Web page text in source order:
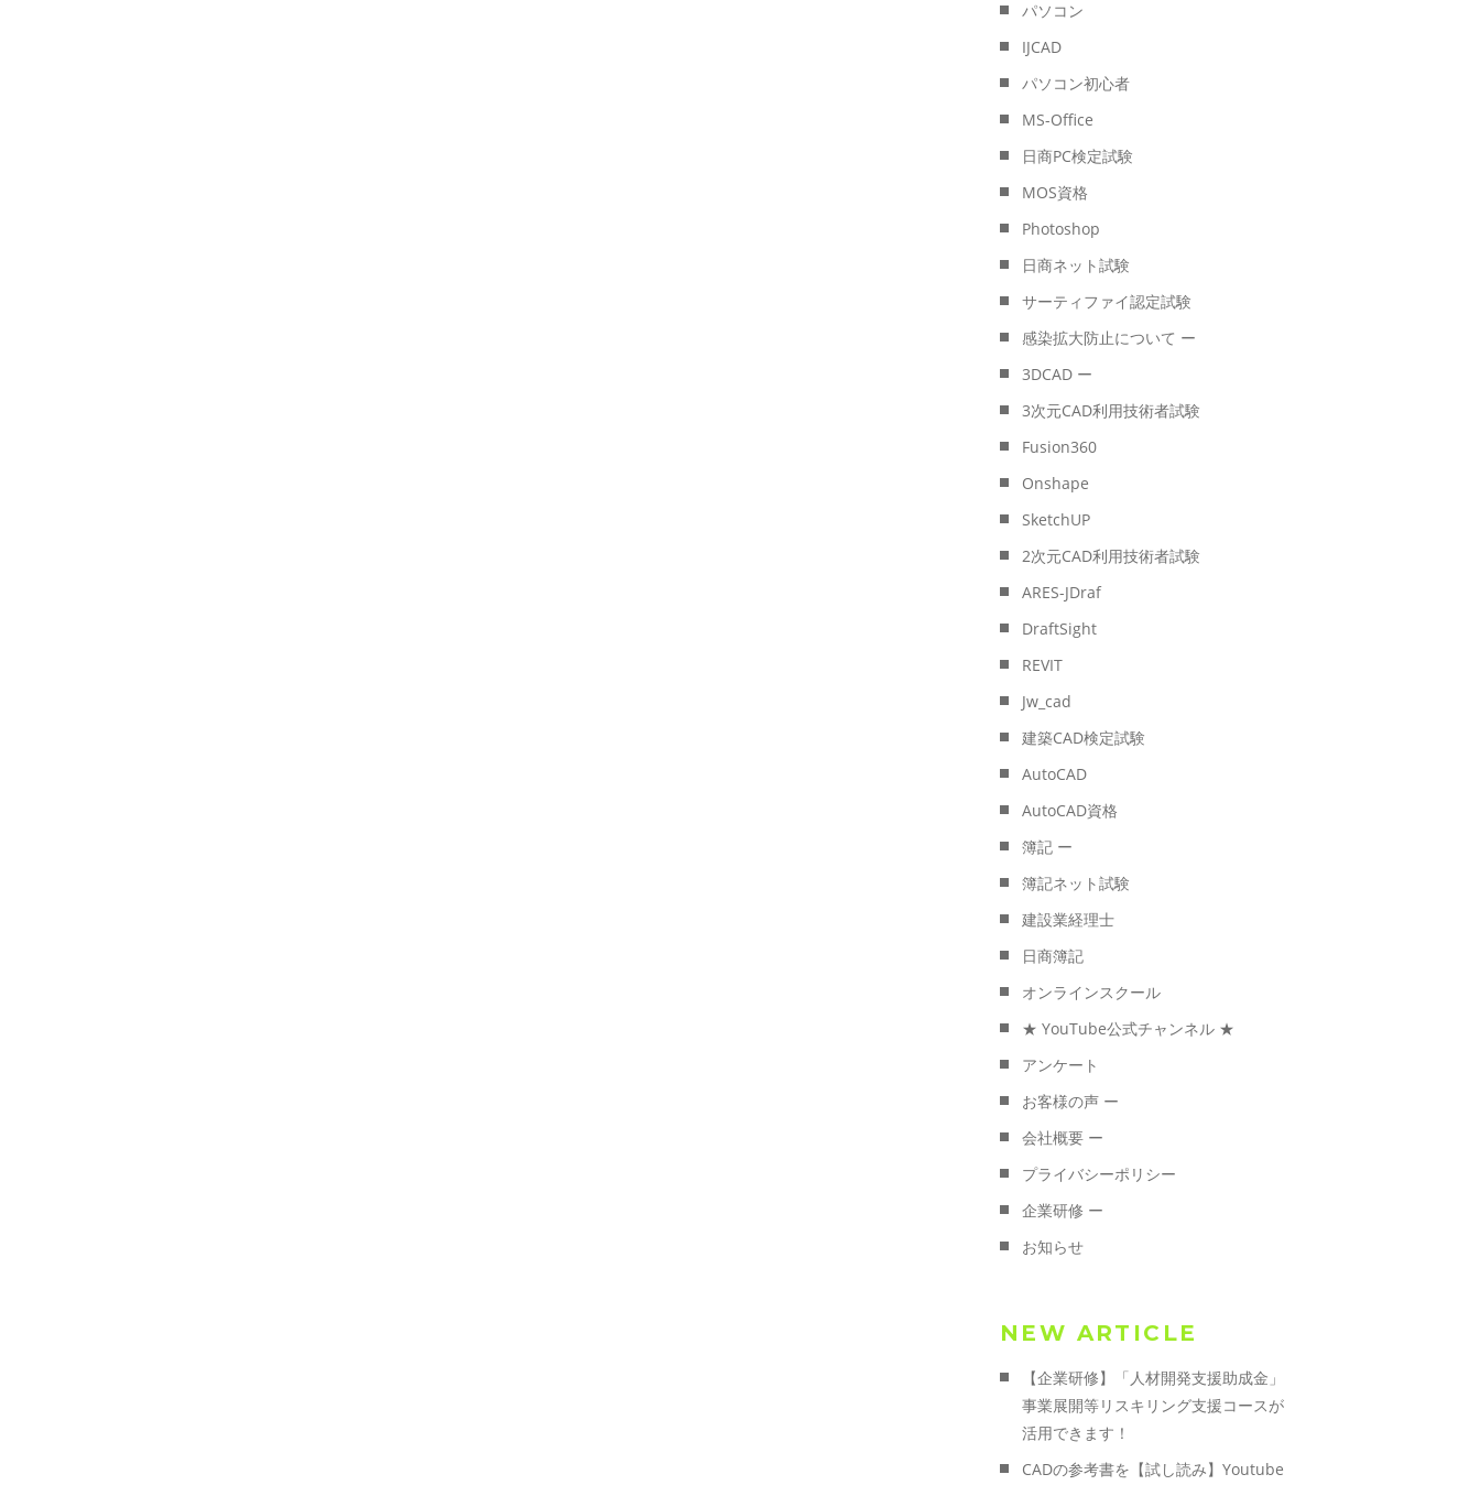
パソコン
IJCAD
パソコン初心者
MS-Office
日商PC検定試験
MOS資格
Photoshop
日商ネット試験
サーティファイ認定試験
感染拡大防止について ー
3DCAD ー
3次元CAD利用技術者試験
Fusion360
Onshape
SketchUP
2次元CAD利用技術者試験
ARES-JDraf
DraftSight
REVIT
Jw_cad
建築CAD検定試験
AutoCAD
AutoCAD資格
簿記 ー
簿記ネット試験
建設業経理士
日商簿記
オンラインスクール
★ YouTube公式チャンネル ★
アンケート
お客様の声 ー
会社概要 ー
プライバシーポリシー
企業研修 ー
お知らせ
NEW ARTICLE
【企業研修】「人材開発支援助成金」
事業展開等リスキリング支援コースが
活用できます！
CADの参考書を【試し読み】Youtube